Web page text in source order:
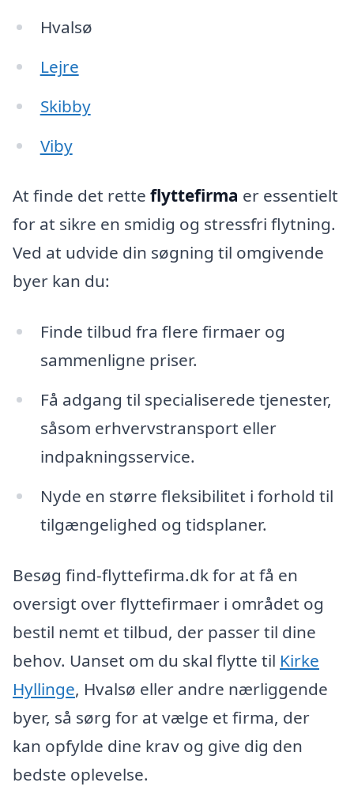
Hvalsø
Lejre
Skibby
Viby
At finde det rette flyttefirma er essentielt
for at sikre en smidig og stressfri flytning.
Ved at udvide din søgning til omgivende
byer kan du:
Finde tilbud fra flere firmaer og
sammenligne priser.
Få adgang til specialiserede tjenester,
såsom erhvervstransport eller
indpakningsservice.
Nyde en større fleksibilitet i forhold til
tilgængelighed og tidsplaner.
Besøg find-flyttefirma.dk for at få en
oversigt over flyttefirmaer i området og
bestil nemt et tilbud, der passer til dine
behov. Uanset om du skal flytte til Kirke
Hyllinge, Hvalsø eller andre nærliggende
byer, så sørg for at vælge et firma, der
kan opfylde dine krav og give dig den
bedste oplevelse.